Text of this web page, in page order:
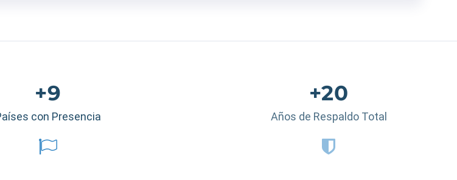
+9
con Presencia
+20
Años de Respaldo Total